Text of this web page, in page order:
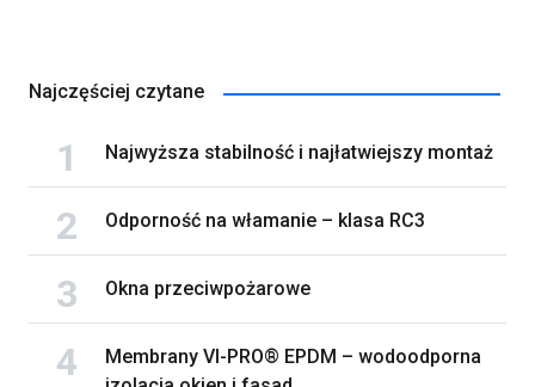
Najczęściej czytane
Najwyższa stabilność i najłatwiejszy montaż
Odporność na włamanie – klasa RC3
Okna przeciwpożarowe
Membrany VI-PRO® EPDM – wodoodporna